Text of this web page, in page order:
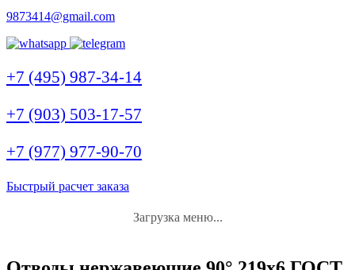
9873414@gmail.com
+7 (495) 987-34-14
+7 (903) 503-17-57
+7 (977) 977-90-70
Быстрый расчет заказа
Загрузка меню...